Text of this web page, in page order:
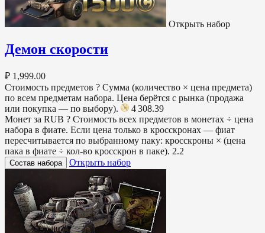
Открыть набор
Демон скорости
₽ 1,999.00
Стоимость предметов ? Сумма (количество × цена предмета)
по всем предметам набора. Цена берётся с рынка (продажа
или покупка — по выбору).
4 308.39
Монет за RUB ? Стоимость всех предметов в монетах ÷ цена
набора в фиате. Если цена только в кросскронах — фиат
пересчитывается по выбранному паку: кросскроны × (цена
пака в фиате ÷ кол-во кросскрон в паке). 2.2
Состав набора Открыть набор